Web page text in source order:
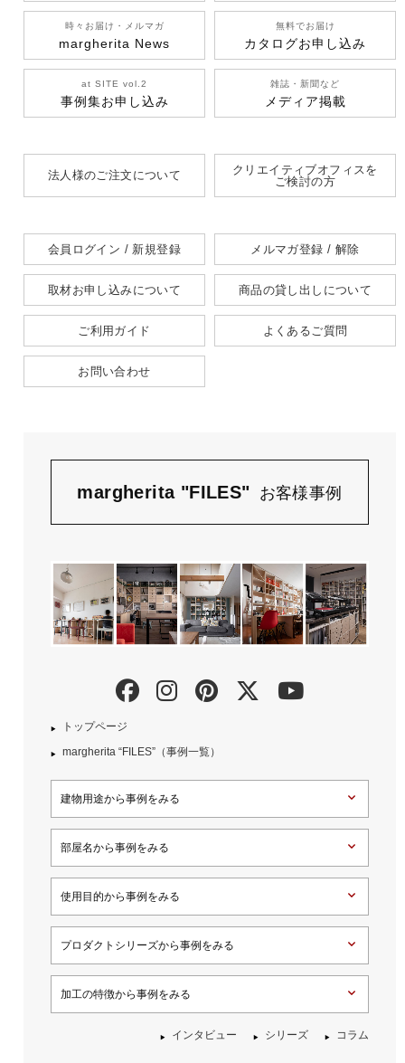
時々お届け・メルマガ
margherita News
無料でお届け
カタログお申し込み
at SITE vol.2
事例集お申し込み
雑誌・新聞など
メディア掲載
法人様のご注文について
クリエイティブオフィスを
ご検討の方
会員ログイン / 新規登録 メルマガ登録 / 解除
取材お申し込みについて 商品の貸し出しについて
ご利用ガイド よくあるご質問
お問い合わせ
margherita "FILES" お客様事例
トップページ
margherita “FILES”（事例一覧）
建物用途から事例をみる
部屋名から事例をみる
使用目的から事例をみる
プロダクトシリーズから事例をみる
加工の特徴から事例をみる
インタビュー シリーズ コラム